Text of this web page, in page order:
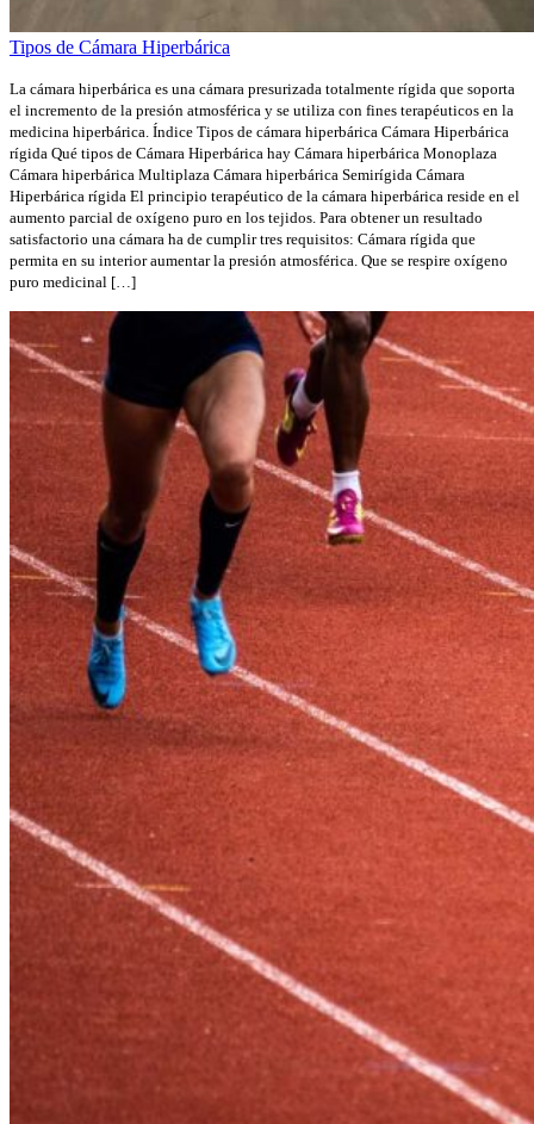
Tipos de Cámara Hiperbárica
La cámara hiperbárica es una cámara presurizada totalmente rígida que soporta
el incremento de la presión atmosférica y se utiliza con fines terapéuticos en la
medicina hiperbárica. Índice Tipos de cámara hiperbárica Cámara Hiperbárica
rígida Qué tipos de Cámara Hiperbárica hay Cámara hiperbárica Monoplaza
Cámara hiperbárica Multiplaza Cámara hiperbárica Semirígida Cámara
Hiperbárica rígida El principio terapéutico de la cámara hiperbárica reside en el
aumento parcial de oxígeno puro en los tejidos. Para obtener un resultado
satisfactorio una cámara ha de cumplir tres requisitos: Cámara rígida que
permita en su interior aumentar la presión atmosférica. Que se respire oxígeno
puro medicinal […]